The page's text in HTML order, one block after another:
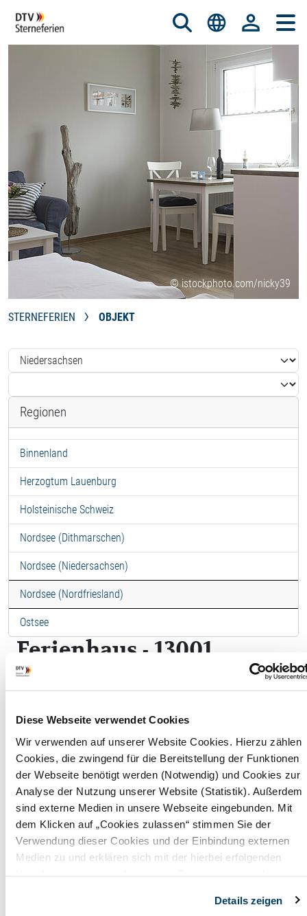
Diese Webseite verwendet Cookies
Wir verwenden auf unserer Website Cookies. Hierzu zählen
Cookies, die zwingend für die Bereitstellung der Funktionen
der Webseite benötigt werden (Notwendig) und Cookies zur
Analyse der Nutzung unserer Website (Statistik). Außerdem
sind externe Medien in unsere Webseite eingebunden. Mit
dem Klicken auf „Cookies zulassen“ stimmen Sie der
Verwendung dieser Cookies und der Einbindung externen
Medien zu und erklären sich mit der hierbei erfolgenden
Cookies“ ohne die Erklärung einer Einwilligung fortfahren. In
Details zeigen
© istockphoto.com/nicky39
STERNEFERIEN OBJEKT
Regionen
Binnenland
Herzogtum Lauenburg
Holsteinische Schweiz
Nordsee (Dithmarschen)
Nordsee (Niedersachsen)
Nordsee (Nordfriesland)
Ostsee
Ferienhaus - 13001
m²
Maximale
Belegung
6
Badezimmer
Anzahl
3